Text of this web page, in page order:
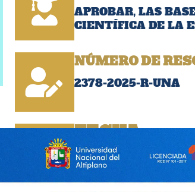
APROBAR, LAS
CIENTÍFICA DE LA
NÚMERO DE
2378-2025-R-UNA
FECHA:
12/08/2025